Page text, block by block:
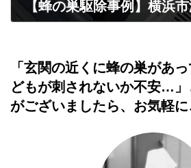
「玄関の近くに蜂の巣があ
どもが刺されないか不安…
がございましたら、お気軽